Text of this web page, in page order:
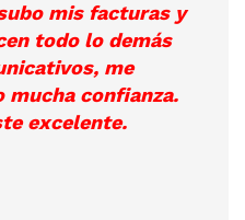
mis facturas y
todo lo demás
me
mucha confianza.
excelente.